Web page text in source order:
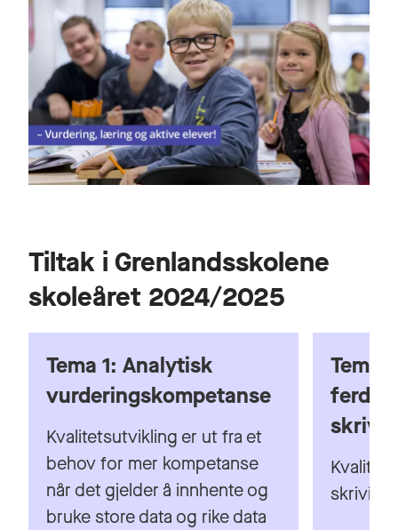
Tiltak i Grenlandsskolene
skoleåret 2024/2025
Kvalitetsutvikling er ut fra et
behov for mer kompetanse
når det gjelder å innhente og
bruke store data og rike data
skriving